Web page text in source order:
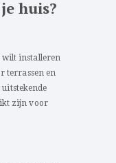
huis?
wilt installeren
terrassen en
zijn voor